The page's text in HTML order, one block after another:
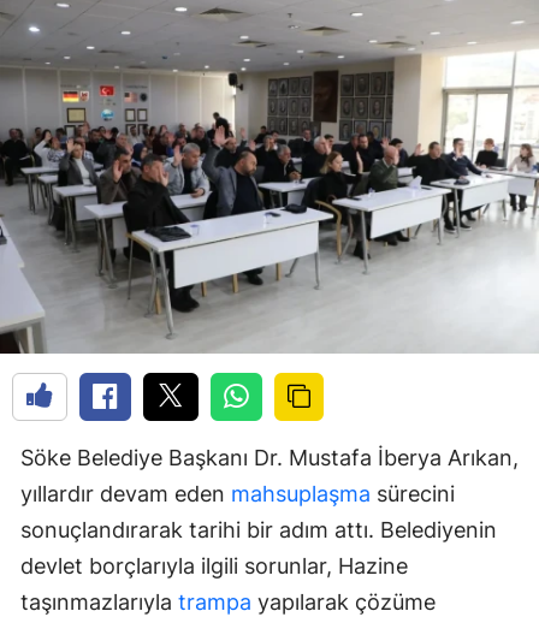
Söke Belediye Başkanı Dr. Mustafa İberya Arıkan,
yıllardır devam eden mahsuplaşma sürecini
sonuçlandırarak tarihi bir adım attı. Belediyenin
devlet borçlarıyla ilgili sorunlar, Hazine
taşınmazlarıyla trampa yapılarak çözüme